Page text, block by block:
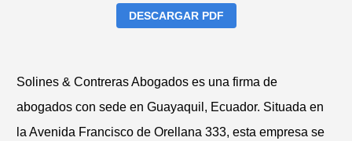
DESCARGAR PDF
Solines & Contreras Abogados es una firma de
abogados con sede en Guayaquil, Ecuador. Situada en
la Avenida Francisco de Orellana 333, esta empresa se